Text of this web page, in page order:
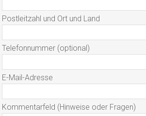
Postleitzahl und Ort und Land
Telefonnummer (optional)
E-Mail-Adresse
Kommentarfeld (Hinweise oder Fragen)